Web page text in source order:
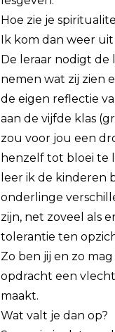
Hoe zie je
Ik kom dan weer
De leraar nodigt
nemen wat zij zien
de eigen reflectie
aan de vijfde klas
zou voor jou een
henzelf tot bloei te
leer ik de kinderen
onderlinge
zijn, net zoveel als
tolerantie ten
Zo ben jij en zo
opdracht een
maakt.
Wat valt je dan op?